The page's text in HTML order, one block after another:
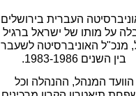
העברית בירושלים
על מותו של ישראל ברגיל
מנכ"ל האוניברסיטה לשעבר
בין השנים 1983-1986.
הוועד המנהל, ההנהלה וכל